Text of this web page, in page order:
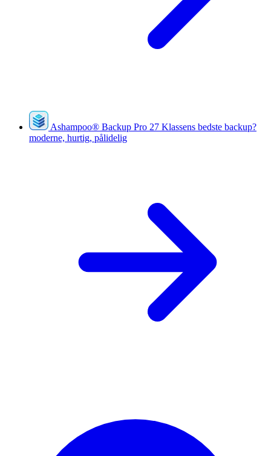
Ashampoo® Backup Pro 27 Klassens bedste backup?
moderne, hurtig, pålidelig